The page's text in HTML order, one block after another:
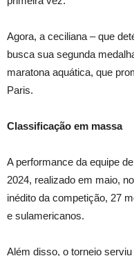
Agora, a ceciliana – que
busca sua segunda
maratona aquática, que
Paris.
Classificação em massa
A performance da equipe
2024, realizado em maio,
inédito da competição, 27
e sulamericanos.
Além disso, o torneio